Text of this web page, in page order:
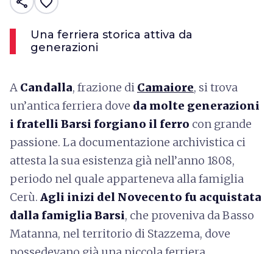
Una ferriera storica attiva da
generazioni
A Candalla, frazione di Camaiore, si trova
un’antica ferriera dove da molte generazioni
i fratelli Barsi forgiano il ferro con grande
passione. La documentazione archivistica ci
attesta la sua esistenza già nell’anno 1808,
periodo nel quale apparteneva alla famiglia
Cerù. Agli inizi del Novecento fu acquistata
dalla famiglia Barsi, che proveniva da Basso
Matanna, nel territorio di Stazzema, dove